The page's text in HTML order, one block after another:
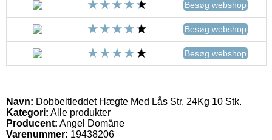
Besøg webshop
Besøg webshop
Besøg webshop
Navn: Dobbeltleddet Hægte Med Lås Str. 24Kg 10 Stk.
Kategori: Alle produkter
Producent: Angel Domäne
Varenummer: 19438206